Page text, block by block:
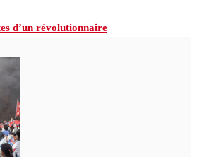
d’un révolutionnaire